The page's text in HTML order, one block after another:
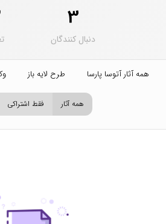
3
دنبال کنندگان
همه آثار آتوسا پارسا طرح لایه باز
همه آثار فقط اشتراکی